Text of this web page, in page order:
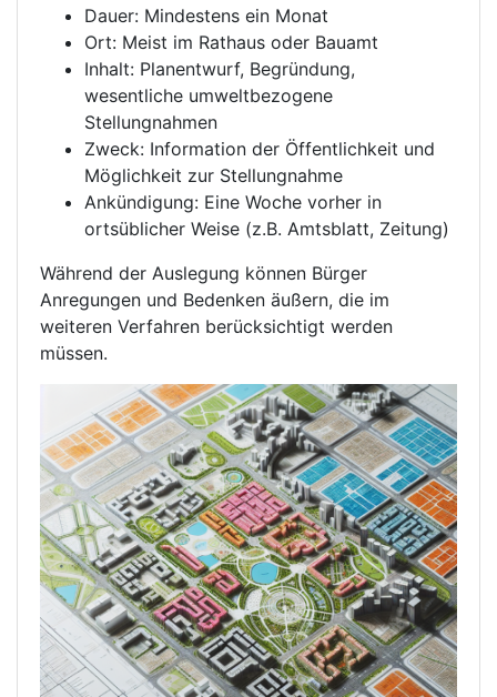
Dauer: Mindestens ein Monat
Ort: Meist im Rathaus oder Bauamt
Inhalt: Planentwurf, Begründung,
wesentliche umweltbezogene
Stellungnahmen
Zweck: Information der Öffentlichkeit und
Möglichkeit zur Stellungnahme
Ankündigung: Eine Woche vorher in
ortsüblicher Weise (z.B. Amtsblatt, Zeitung)
Während der Auslegung können Bürger
Anregungen und Bedenken äußern, die im
weiteren Verfahren berücksichtigt werden
müssen.